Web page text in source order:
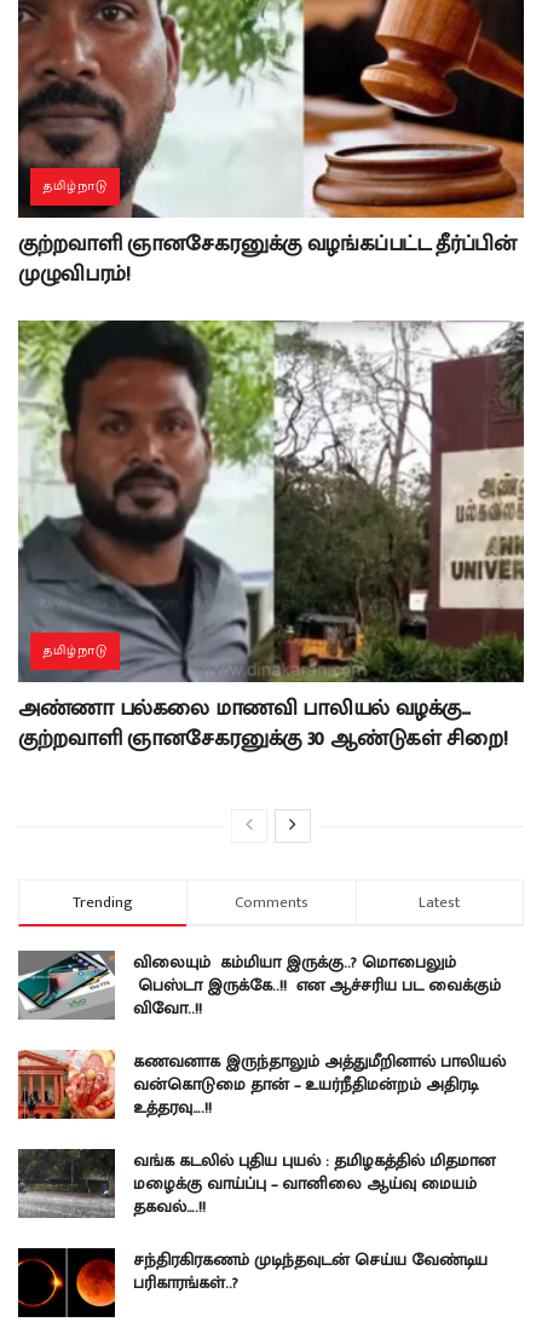
தமிழ்நாடு
குற்றவாளி ஞானசேகரனுக்கு வழங்கப்பட்ட தீர்ப்பின்
முழுவிபரம்!
தமிழ்நாடு
அண்ணா பல்கலை மாணவி பாலியல் வழக்கு…
குற்றவாளி ஞானசேகரனுக்கு 30 ஆண்டுகள் சிறை!
Trending Comments Latest
விலையும் கம்மியா இருக்கு..? மொபைலும்
பெஸ்டா இருக்கே..!! என ஆச்சரிய பட வைக்கும்
விவோ..!!
கணவனாக இருந்தாலும் அத்துமீறினால் பாலியல்
வன்கொடுமை தான் – உயர்நீதிமன்றம் அதிரடி
உத்தரவு….!!
வங்க கடலில் புதிய புயல் : தமிழகத்தில் மிதமான
மழைக்கு வாய்ப்பு – வானிலை ஆய்வு மையம்
தகவல்….!!
சந்திரகிரகணம் முடிந்தவுடன் செய்ய வேண்டிய
பரிகாரங்கள்..?